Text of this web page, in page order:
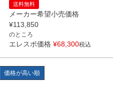
送料無料
メーカー希望小売価格
¥113,850
のところ
エレスポ価格 ¥68,300税込
価格が高い順